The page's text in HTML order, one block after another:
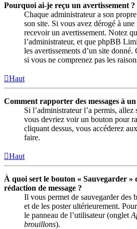
Pourquoi ai-je reçu un avertissement ?
Chaque administrateur a son
son site. Si vous avez dérogé à
recevoir un avertissement. Notez
l’administrateur, et que phpBB
les avertissements d’un site
si vous ne comprenez pas les
Haut
Comment rapporter des messages à
Si l’administrateur l’a permis, allez
vous devriez voir un bouton pour
cliquant dessus, vous accéderez
faire.
Haut
À quoi sert le bouton « Sauvegarder »
rédaction de message ?
Il vous permet de sauvegarder des
et de les poster ultérieurement.
le panneau de l’utilisateur (onglet
brouillons).